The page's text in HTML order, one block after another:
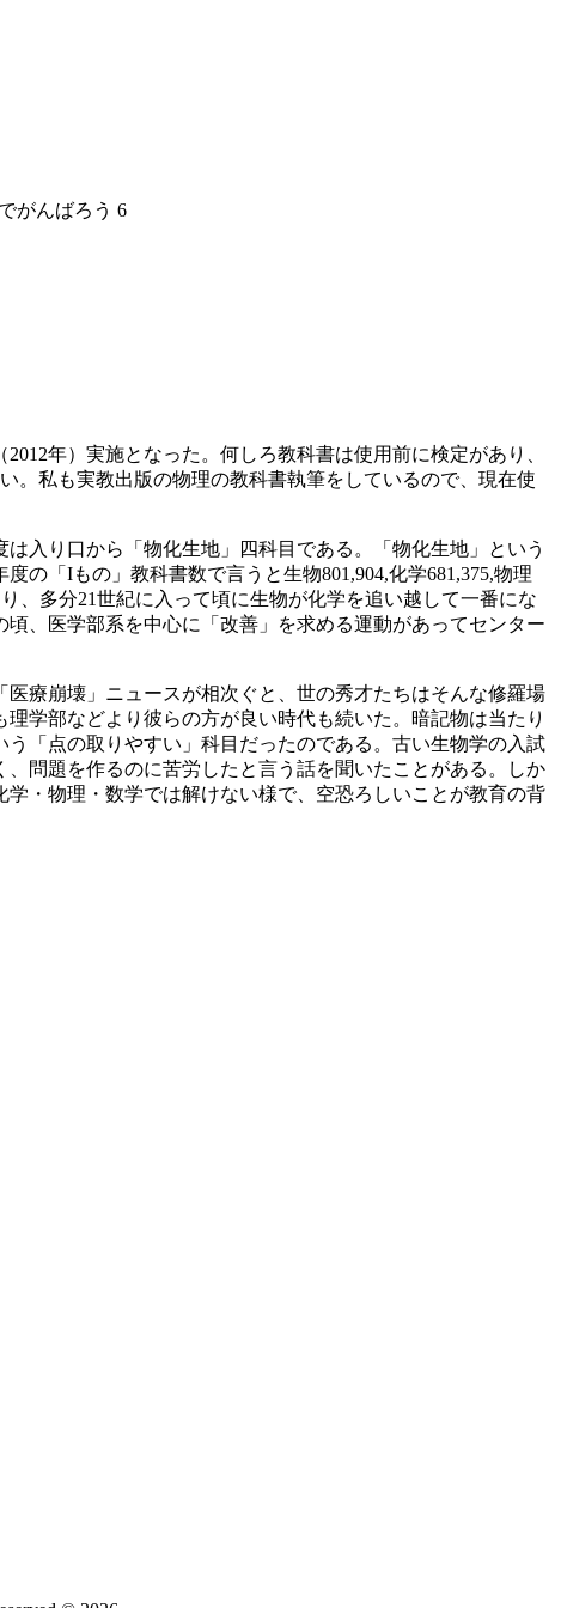
がんばろう 6
年）実施となった。何しろ教科書は使用前に検定があり、
。私も実教出版の物理の教科書執筆をしているので、現在使
入り口から「物化生地」四科目である。「物化生地」という
の「Iもの」教科書数で言うと生物801,904,化学681,375,物理
、多分21世紀に入って頃に生物が化学を追い越して一番にな
、医学部系を中心に「改善」を求める運動があってセンター
療崩壊」ニュースが相次ぐと、世の秀才たちはそんな修羅場
学部などより彼らの方が良い時代も続いた。暗記物は当たり
「点の取りやすい」科目だったのである。古い生物学の入試
問題を作るのに苦労したと言う話を聞いたことがある。しか
・物理・数学では解けない様で、空恐ろしいことが教育の背